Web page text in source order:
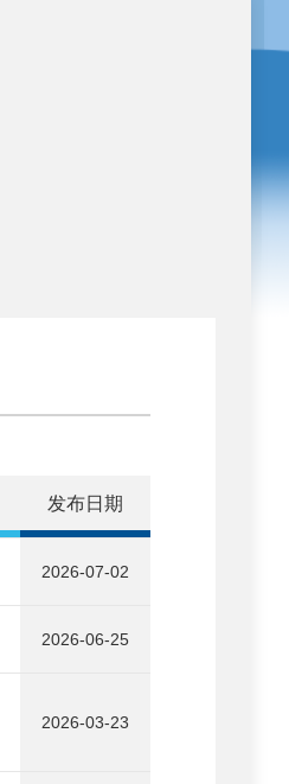
发布日期
2026-07-02
2026-06-25
2026-03-23